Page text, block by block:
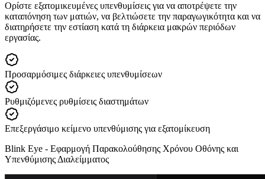
Ορίστε εξατομικευμένες υπενθυμίσεις για να αποτρέψετε την
καταπόνηση των ματιών, να βελτιώσετε την παραγωγικότητα και να
διατηρήσετε την εστίαση κατά τη διάρκεια μακρών περιόδων
εργασίας.
Προσαρμόσιμες διάρκειες υπενθυμίσεων
Ρυθμιζόμενες ρυθμίσεις διαστημάτων
Επεξεργάσιμο κείμενο υπενθύμισης για εξατομίκευση
Blink Eye - Εφαρμογή Παρακολούθησης Χρόνου Οθόνης και
Υπενθύμισης Διαλείμματος